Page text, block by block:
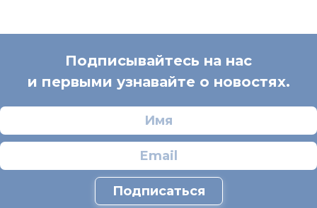
Подписывайтесь на нас
и первыми узнавайте о новостях.
Подписаться